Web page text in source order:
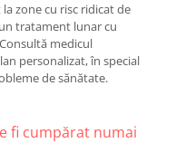
zone cu risc ridicat de
tratament lunar cu
medicul
personalizat, în special
de sănătate.
fi cumpărat numai